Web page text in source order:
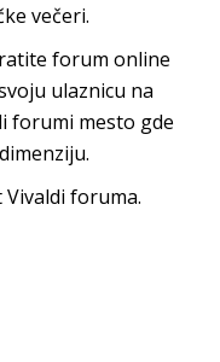
večeri.
forum online
ulaznicu na
forumi mesto gde
foruma.